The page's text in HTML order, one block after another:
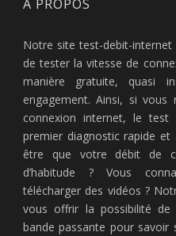
À PROPOS
Notre site test-debit-
de tester la vitesse de
manière gratuite, quasi
engagement. Ainsi, si vous
connexion internet, le
premier diagnostic rapide
être que votre débit de
d’habitude ? Vous
télécharger des vidéos ?
vous offrir la possibilité
bande passante pour